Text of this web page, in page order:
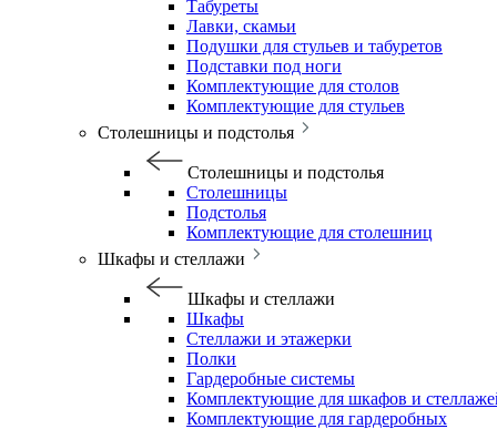
Табуреты
Лавки, скамьи
Подушки для стульев и табуретов
Подставки под ноги
Комплектующие для столов
Комплектующие для стульев
Столешницы и подстолья
Столешницы и подстолья
Столешницы
Подстолья
Комплектующие для столешниц
Шкафы и стеллажи
Шкафы и стеллажи
Шкафы
Стеллажи и этажерки
Полки
Гардеробные системы
Комплектующие для шкафов и
Комплектующие для гардеробных